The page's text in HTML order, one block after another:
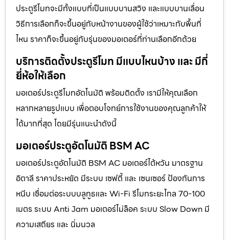
ประตูรีโมทจะมีทั้งแบบที่เป็นแบบบานสวิง และแบบบานเลื่อน
วิธีการเลือกก็จะขึ้นอยู่กับหน้างานของผู้ใช้ว่าเหมาะกับพื้นที่
ไหน ราคาก็จะขึ้นอยู่กับรุ่นของมอเตอร์ที่ท่านเลือกอีกด้วย
บริการติดตั้งประตูรีโมท มีแบบไหนบ้าง และ มีกี่
ยี่ห้อให้เลือก
มอเตอร์ประตูรีโมทอัตโนมัติ พร้อมติดตั้ง เรามีให้คุณเลือก
หลากหลายรูปแบบ เพื่อตอบโจทย์การใช้งานของคุณลูกค้าให้
ได้มากที่สุด โดยมีรุ่นแนะนำดังนี้
มอเตอร์ประตูอัตโนมัติ BSM AC
มอเตอร์ประตูอัตโนมัติ BSM AC มอเตอร์ไต้หวัน มาตรฐาน
อิตาลี ราคาประหยัด มีระบบ เซฟตี้ และ เซนเซอร์ ป้องกันการ
หนีบ เชื่อมต่อระบบบลูทูธและ Wi-Fi รีโมทระยะไกล 70-100
เมตร ระบบ Anti Jam มอเตอร์ไม่ล็อค ระบบ Slow Down มี
ความเสถียร และ นิ่มนวล